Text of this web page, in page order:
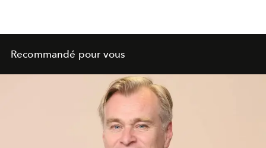
Recommandé pour vous